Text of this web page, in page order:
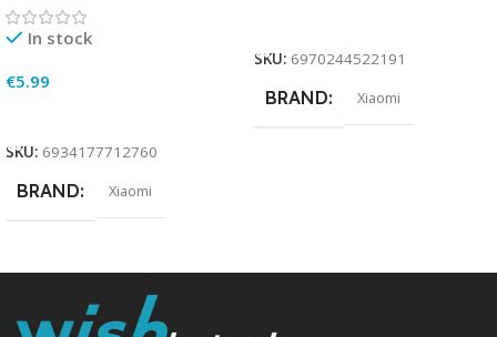
In stock
€5.99
SKU: 6934177712760
BRAND Xiaomi
SKU: 6970244522191
BRAND Xiaomi